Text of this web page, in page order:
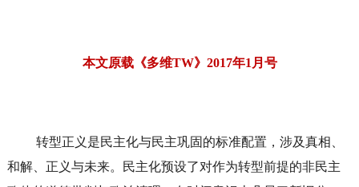
本文原载《多维TW》2017年1月号
转型正义是民主化与民主巩固的标准配置，涉及真相、
和解、正义与未来。民主化预设了对作为转型前提的非民主